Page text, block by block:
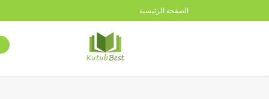
الصفحة الرئيسية